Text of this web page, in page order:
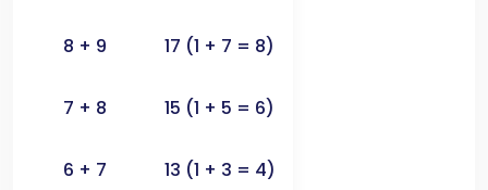
8 + 9 17 (1 + 7 = 8)
7 + 8 15 (1 + 5 = 6)
6 + 7 13 (1 + 3 = 4)